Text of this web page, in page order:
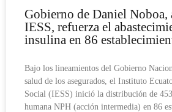
Gobierno de Daniel Noboa,
IESS, refuerza el
insulina en 86
Bajo los lineamientos del Gobierno
salud de los asegurados, el Instituto
Social (IESS) inició la distribución de
humana NPH (acción intermedia) en 86